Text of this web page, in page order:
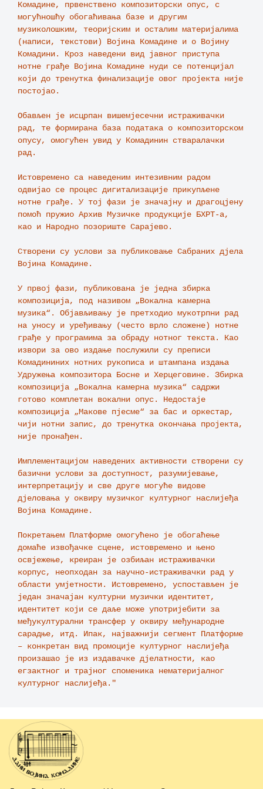
Комадине, првенствено композиторски опус, с
могућношћу oбогаћивања базе и другим
музиколошким, теоријским и осталим материјалима
(написи, текстови) Војина Комадине и о Војину
Комадини. Кроз наведени вид јавног приступа
нотне грађе Војина Комадине нуди се потенцијал
који до тренутка финализације овог пројекта није
постојао.
Обављен је исцрпан вишемјесечни истраживачки
рад, те формирана база података о композиторском
опусу, омогућен увид у Комадинин стваралачки
рад.
Истовремено са наведеним интезивним радом
одвијао се процес дигитализације прикупљене
нотне грађе. У тој фази је значајну и драгоцјену
помоћ пружио Архив Музичке продукције БХРТ-а,
као и Народно позориште Сарајево.
Створени су услови за публиковање Сабраних дјела
Војина Комадине.
У првој фази, публикована је једна збирка
композиција, под називом „Вокална камерна
музика“. Објављивању је претходио мукотрпни рад
на уносу и уређивању (често врло сложене) нотне
грађе у програмима за обраду нотног текста. Као
извори за ово издање послужили су преписи
Комадининих нотних рукописа и штампана издања
Удружења композитора Босне и Херцеговине. Збирка
композиција „Вокална камерна музика“ садржи
готово комплетан вокални опус. Недостаје
композиција „Макове пјесме“ за бас и оркестар,
чији нотни запис, до тренутка окончања пројекта,
није пронађен.
Имплементацијом наведених активности створени су
базични услови за доступност, разумијевање,
интерпретацију и све друге могуће видове
дјеловања у оквиру музичког културног наслијеђа
Војина Комадине.
Покретањем Платформе омогућено је обогаћење
домаће извођачке сцене, истовремено и њено
освјежење, креиран је озбиљан истраживачки
корпус, неопходан за научно-истраживачки рад у
области умјетности. Истовремено, успостављен је
један значајан културни музички идентитет,
идентитет који се даље може употријебити за
међукултурални трансфер у оквиру међународне
сарадње, итд. Ипак, најважнији сегмент Платформе
– конкретан вид промоције културног наслијеђа
произашао је из издавачке дјелатности, као
егзактног и трајног споменика нематеријалног
културног наслијеђа."